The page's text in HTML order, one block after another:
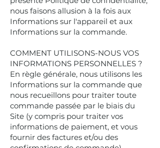
nous faisons allusion à la fois aux
Informations sur l'appareil et aux
Informations sur la commande.
COMMENT UTILISONS-NOUS VOS
INFORMATIONS PERSONNELLES ?
En règle générale, nous utilisons les
Informations sur la commande que
nous recueillons pour traiter toute
commande passée par le biais du
Site (y compris pour traiter vos
informations de paiement, et vous
fournir des factures et/ou des